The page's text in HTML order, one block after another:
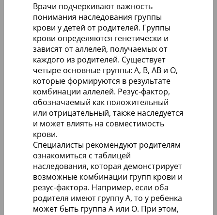
Врачи подчеркивают важность
понимания наследования группы
крови у детей от родителей. Группы
крови определяются генетически и
зависят от аллелей, получаемых от
каждого из родителей. Существует
четыре основные группы: A, B, AB и O,
которые формируются в результате
комбинации аллелей. Резус-фактор,
обозначаемый как положительный
или отрицательный, также наследуется
и может влиять на совместимость
крови.
Специалисты рекомендуют родителям
ознакомиться с таблицей
наследования, которая демонстрирует
возможные комбинации групп крови и
резус-фактора. Например, если оба
родителя имеют группу A, то у ребенка
может быть группа A или O. При этом,